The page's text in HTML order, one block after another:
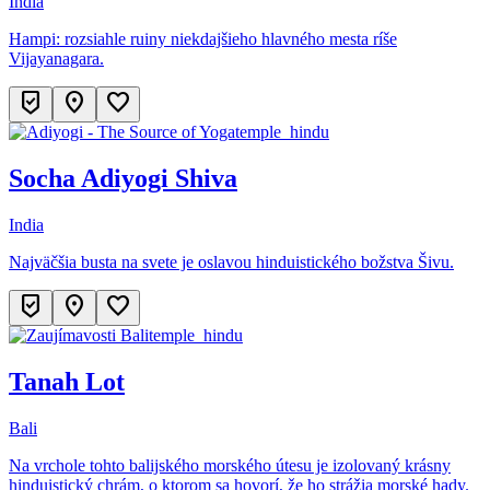
Hampi: rozsiahle ruiny niekdajšieho hlavného mesta ríše
Vijayanagara.
beenhere location_on favorite
temple_hindu
Socha Adiyogi Shiva
India
Najväčšia busta na svete je oslavou hinduistického božstva Šivu.
beenhere location_on favorite
temple_hindu
Tanah Lot
Bali
Na vrchole tohto balijského morského útesu je izolovaný krásny
hinduistický chrám, o ktorom sa hovorí, že ho strážia morské hady.